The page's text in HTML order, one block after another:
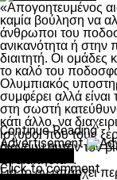
«Απογοητευμένος
καμία βούληση να
άνθρωποι του
ανικανότητα ή
διαιτητή. Οι ομάδες
το καλό του
Ολυμπιακός
συμφέρει αλλά είναι
στη σωστή
κάτι άλλο, να
ισχυροί που τους
διάγουν αυτόν τον
τη διαιτησία».
Για το αν υπάρχει
Continue Reading
Advertisement
Click to comment